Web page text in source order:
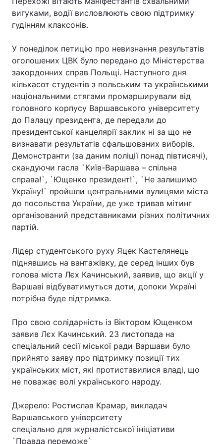
Лонгріди
Відео з Youtube Статті
Думки
Архів Вакансії
Контакти
Послуги
вигуками, водії висловлюють свою підтримку
гудінням клаксонів.
У понеділок петицію про невизнання результатів
оголошених ЦВК було передано до Міністерства
закордонних справ Польщі. Наступного дня
кількасот студентів з польським та українськими
національними стягами промарширували від
головного корпусу Варшавського університету
до Палацу президента, де передали до
президентської канцелярії заклик ні за що не
визнавати результатів сфальшованих виборів.
Демонстранти (за даним поліції понад півтисячі),
скандуючи гасла `Київ-Варшава – спільна
справа!`, `Ющенко президент!`, `Не залишимо
Україну!` пройшли центральними вулицями міста
до посольства України, де уже тривав мітинг
організований представниками різних політичних
партій.
Лідер студентського руху Яцек Кастелянець
піднявшись на вантажівку, де серед інших був
голова міста Лєх Качинський, заявив, що акції у
Варшаві відбуватимуться доти, допоки Україні
потрібна буде підтримка.
Про свою солідарність із Віктором Ющенком
заявив Лєх Качинський. 23 листопада на
спеціальний сесії міської ради Варшави було
прийнято заяву про підтримку позиції тих
українських міст, які протиставилися владі, що
не поважає волі українського народу.
Джерело: Ростислав Крамар, викладач
Варшавського університету
спеціально для журналістської ініціативи
`Правда переможе`